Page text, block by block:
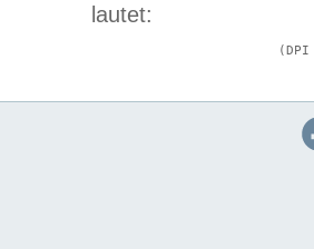
lautet: